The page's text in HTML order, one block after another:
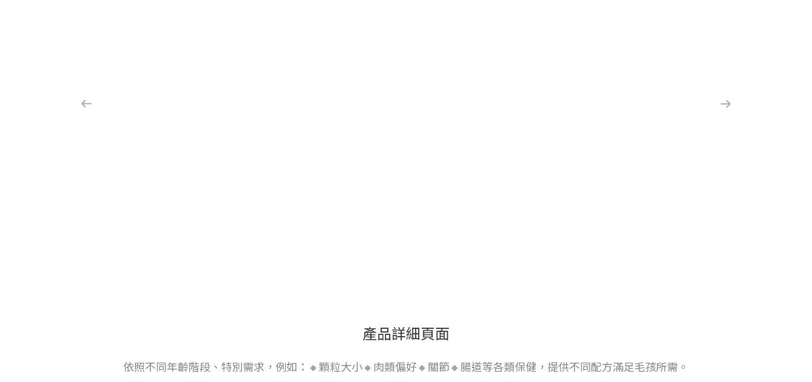
產品詳細頁面
依照不同年齡階段、特別需求，例如：🔸顆粒大小🔸肉類偏好🔸關節🔸腸道等各類保健，提供不同配方滿足毛孩所需。